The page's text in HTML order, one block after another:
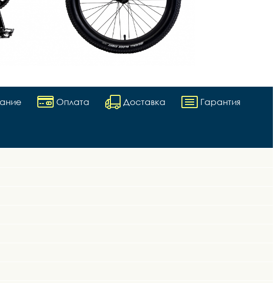
Оплата Доставка Гарантия